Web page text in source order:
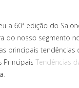
a 60ª edição do
do nosso segmento
principais tendências
Principais Tendências